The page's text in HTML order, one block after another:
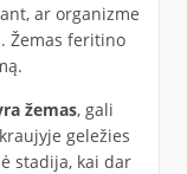
ar organizme
Žemas feritino
žemas, gali
geležies
stadija, kai dar